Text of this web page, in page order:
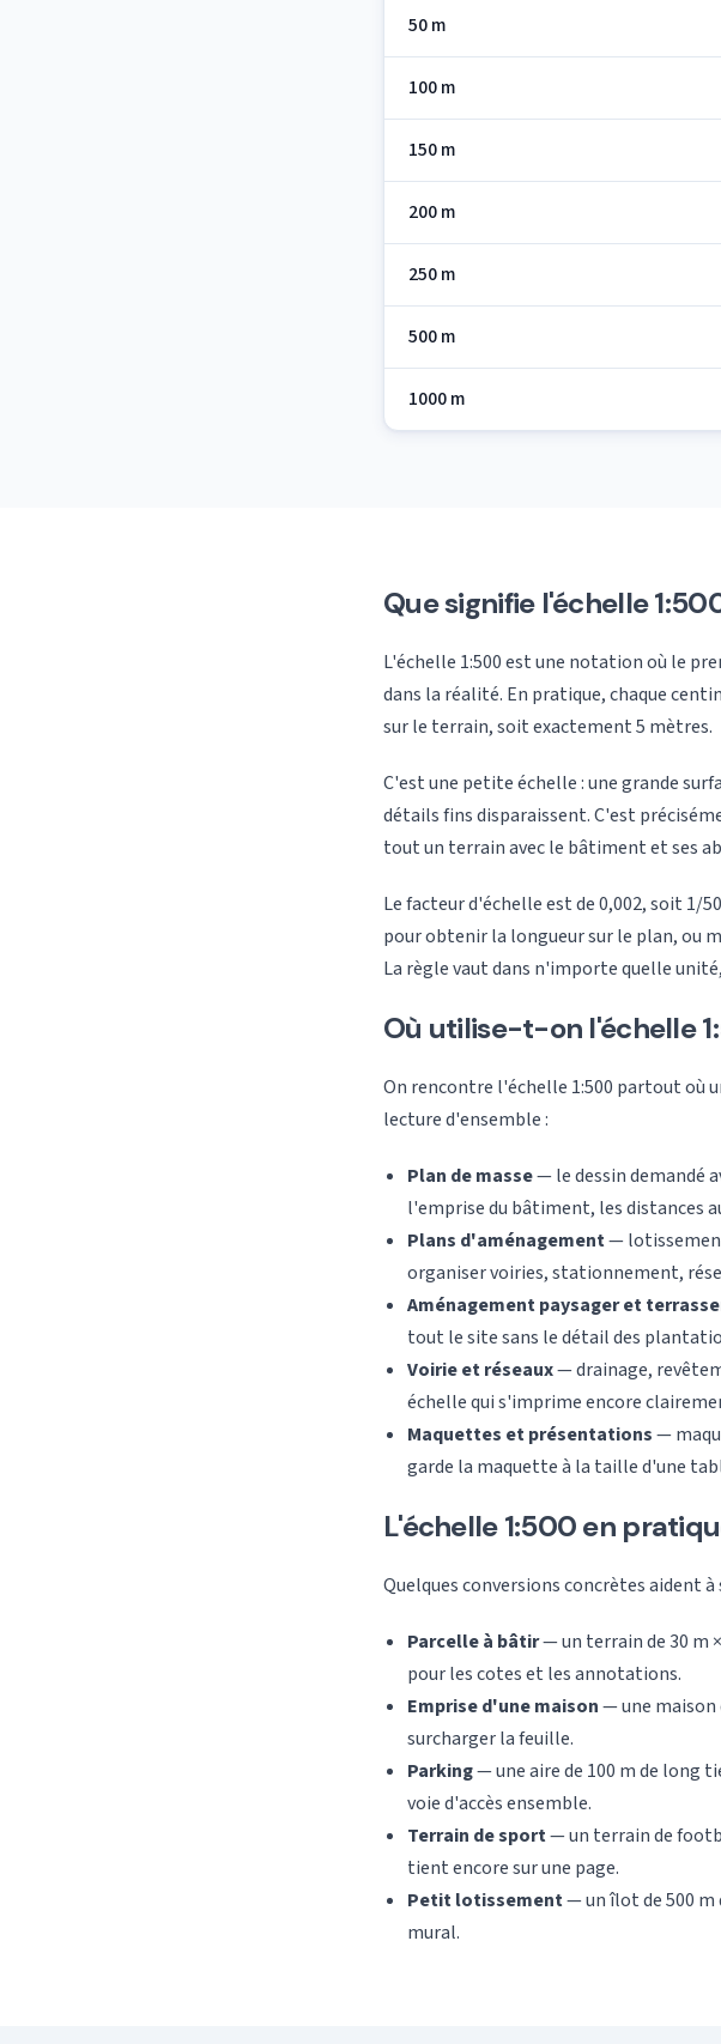
50 m
100 m
150 m
200 m
250 m
500 m
1000 m
Que signifie l'échelle
L'échelle 1:500 est une notation où le
dans la réalité. En pratique, chaque
sur le terrain, soit exactement 5 mètres.
C'est une petite échelle : une grande
détails fins disparaissent. C'est
tout un terrain avec le bâtiment et ses
Le facteur d'échelle est de 0,002, soit 1/
pour obtenir la longueur sur le plan, ou
La règle vaut dans n'importe quelle
Où utilise-t-on l'échelle
On rencontre l'échelle 1:500 partout où
lecture d'ensemble :
Plan de masse— le dessin demandé
l'emprise du bâtiment, les distances
Plans d'aménagement—
organiser voiries, stationnement,
Aménagement paysager et
tout le site sans le détail des
Voirie et réseaux— drainage,
échelle qui s'imprime encore
Maquettes et présentations—
garde la maquette à la taille d'une
L'échelle 1:500 en
Quelques conversions concrètes aident à
Parcelle à bâtir— un terrain de 30 m
pour les cotes et les annotations.
Emprise d'une maison— une maison
surcharger la feuille.
Parking— une aire de 100 m de long
voie d'accès ensemble.
Terrain de sport— un terrain de
tient encore sur une page.
Petit lotissement— un îlot de 500 m
mural.